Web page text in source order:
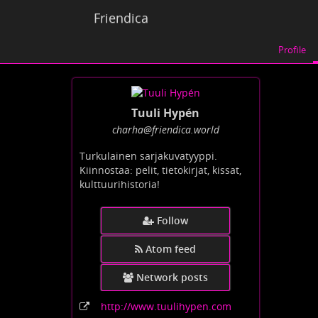
Friendica
Profile
Tuuli Hypén
charha@friendica.world
Turkulainen sarjakuvatyyppi.
Kiinnostaa: pelit, tietokirjat, kissat,
kulttuurihistoria!
Follow
Atom feed
Network posts
http://www.tuulihypen.com